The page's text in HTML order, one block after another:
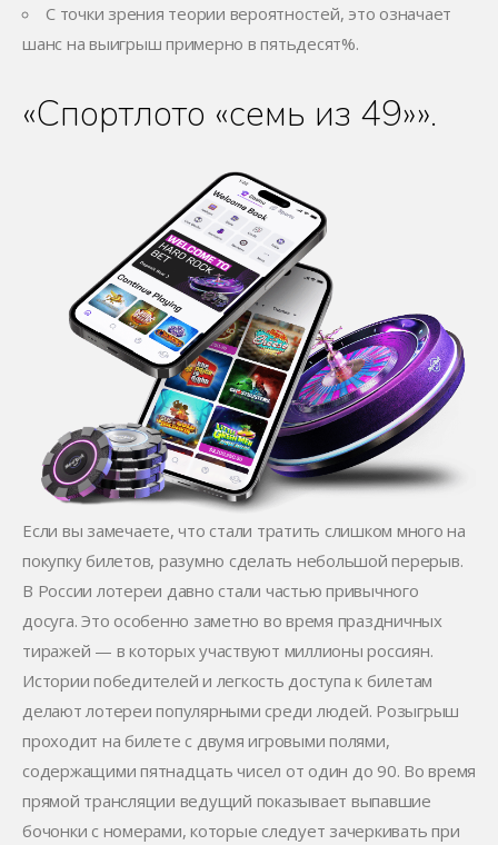
С точки зрения теории вероятностей, это означает
шанс на выигрыш примерно в пятьдесят%.
«Спортлото «семь из 49»».
Если вы замечаете, что стали тратить слишком много на
покупку билетов, разумно сделать небольшой перерыв.
В России лотереи давно стали частью привычного
досуга. Это особенно заметно во время праздничных
тиражей — в которых участвуют миллионы россиян.
Истории победителей и легкость доступа к билетам
делают лотереи популярными среди людей. Розыгрыш
проходит на билете с двумя игровыми полями,
содержащими пятнадцать чисел от один до 90. Во время
прямой трансляции ведущий показывает выпавшие
бочонки с номерами, которые следует зачеркивать при